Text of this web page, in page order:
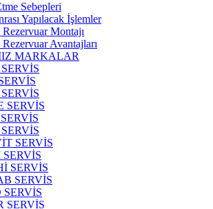
Sebepleri
Yapılacak İşlemler
Montajı
Avantajları
MARKALAR
SERVİS
SERVİS
SERVİS
SERVİS
SERVİS